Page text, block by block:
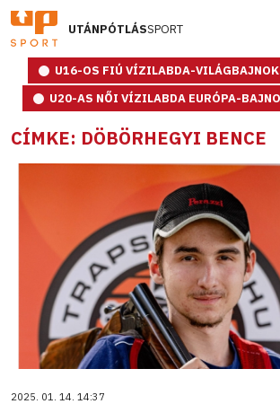
UTÁNPÓTLÁSSPORT
U16-OS FIÚ VÍZILABDA-
U20-AS NŐI VÍZILABDA EURÓPA-
CÍMKE: DÖBÖRHEGYI BENCE
2025. 01. 14. 14:37